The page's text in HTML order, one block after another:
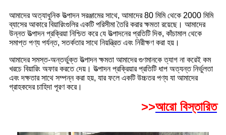
আমাদের অত্যাধুনিক উত্পাদন সরঞ্জামের সাথে, আমাদের 80 মিমি থেকে 2000 মিমি
ব্যাসের আকারে বিয়ারিংগুলির একটি পরিসীমা তৈরি করার ক্ষমতা রয়েছে। আমাদের
উন্নত উত্পাদন প্রক্রিয়া নিশ্চিত করে যে উত্পাদনের প্রতিটি দিক, কাঁচামাল থেকে
সমাপ্ত পণ্য পর্যন্ত, সতর্কতার সাথে নিয়ন্ত্রিত এবং নিরীক্ষণ করা হয়।
আমাদের সমস্ত-অন্তর্ভুক্ত উত্পাদন ক্ষমতা আমাদের গুণমানকে ত্যাগ না করেই কম
খরচে বিয়ারিং অফার করতে দেয়। উত্পাদন প্রক্রিয়ার প্রতিটি ধাপ অত্যন্ত নির্ভুলতা
এবং দক্ষতার সাথে সম্পন্ন করা হয়, যার ফলে একটি উচ্চতর পণ্য যা আমাদের
গ্রাহকদের চাহিদা পূরণ করে।
>>আরো বিস্তারিত